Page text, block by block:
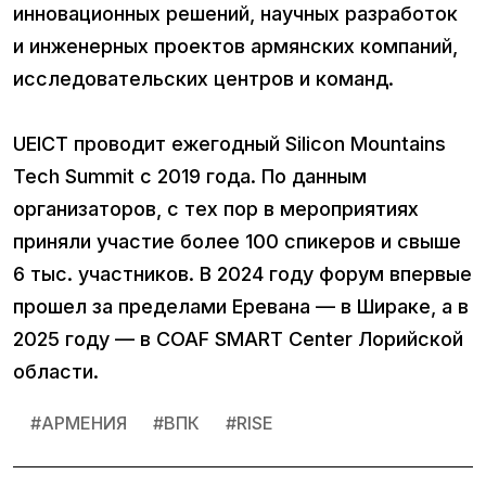
инновационных решений, научных разработок
и инженерных проектов армянских компаний,
исследовательских центров и команд.
UEICT проводит ежегодный Silicon Mountains
Tech Summit с 2019 года. По данным
организаторов, с тех пор в мероприятиях
приняли участие более 100 спикеров и свыше
6 тыс. участников. В 2024 году форум впервые
прошел за пределами Еревана — в Шираке, а в
2025 году — в COAF SMART Center Лорийской
области.
#АРМЕНИЯ #ВПК #RISE